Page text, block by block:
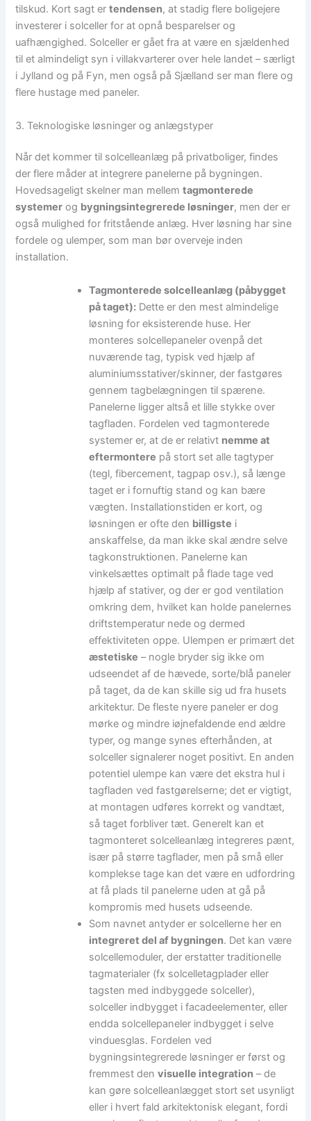
tilskud. Kort sagt ertendensen, at stadig flere boligejere
investerer i solceller for at opnå besparelser og
uafhængighed. Solceller er gået fra at være en sjældenhed
til et almindeligt syn i villakvarterer over hele landet – særligt
i Jylland og på Fyn, men også på Sjælland ser man flere og
flere hustage med paneler.
3. Teknologiske løsninger og anlægstyper
Når det kommer til solcelleanlæg på privatboliger, findes
der flere måder at integrere panelerne på bygningen.
Hovedsageligt skelner man mellemtagmonterede
systemer og bygningsintegrerede løsninger, men der er
også mulighed for fritstående anlæg. Hver løsning har sine
fordele og ulemper, som man bør overveje inden
installation.
Tagmonterede solcelleanlæg (påbygget
på taget): Dette er den mest almindelige
løsning for eksisterende huse. Her
monteres solcellepaneler ovenpå det
nuværende tag, typisk ved hjælp af
aluminiumsstativer/skinner, der fastgøres
gennem tagbelægningen til spærene.
Panelerne ligger altså et lille stykke over
tagfladen. Fordelen ved tagmonterede
systemer er, at de er relativt nemme at
eftermontere på stort set alle tagtyper
(tegl, fibercement, tagpap osv.), så længe
taget er i fornuftig stand og kan bære
vægten. Installationstiden er kort, og
løsningen er ofte den billigste i
anskaffelse, da man ikke skal ændre selve
tagkonstruktionen. Panelerne kan
vinkelsættes optimalt på flade tage ved
hjælp af stativer, og der er god ventilation
omkring dem, hvilket kan holde panelernes
driftstemperatur nede og dermed
effektiviteten oppe. Ulempen er primært det
æstetiske – nogle bryder sig ikke om
udseendet af de hævede, sorte/blå paneler
på taget, da de kan skille sig ud fra husets
arkitektur. De fleste nyere paneler er dog
mørke og mindre iøjnefaldende end ældre
typer, og mange synes efterhånden, at
solceller signalerer noget positivt. En anden
potentiel ulempe kan være det ekstra hul i
tagfladen ved fastgørelserne; det er vigtigt,
at montagen udføres korrekt og vandtæt,
så taget forbliver tæt. Generelt kan et
tagmonteret solcelleanlæg integreres pænt,
især på større tagflader, men på små eller
komplekse tage kan det være en udfordring
at få plads til panelerne uden at gå på
kompromis med husets udseende.
Som navnet antyder er solcellerne her en
integreret del af bygningen. Det kan være
solcellemoduler, der erstatter traditionelle
tagmaterialer (fx solcelletagplader eller
tagsten med indbyggede solceller),
solceller indbygget i facadeelementer, eller
endda solcellepaneler indbygget i selve
vinduesglas. Fordelen ved
bygningsintegrerede løsninger er først og
fremmest denvisuelle integration – de
kan gøre solcelleanlægget stort set usynligt
eller i hvert fald arkitektonisk elegant, fordi